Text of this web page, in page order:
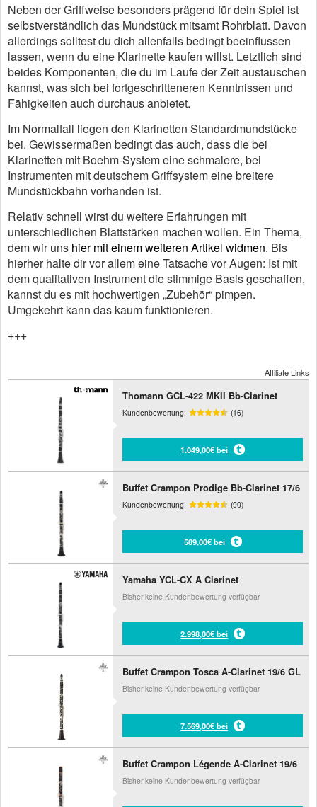
Neben der Griffweise besonders prägend für dein Spiel ist
selbstverständlich das Mundstück mitsamt Rohrblatt. Davon
allerdings solltest du dich allenfalls bedingt beeinflussen
lassen, wenn du eine Klarinette kaufen willst. Letztlich sind
beides Komponenten, die du im Laufe der Zeit austauschen
kannst, was sich bei fortgeschritteneren Kenntnissen und
Fähigkeiten auch durchaus anbietet.
Im Normalfall liegen den Klarinetten Standardmundstücke
bei. Gewissermaßen bedingt das auch, dass die bei
Klarinetten mit Boehm-System eine schmalere, bei
Instrumenten mit deutschem Griffsystem eine breitere
Mundstückbahn vorhanden ist.
Relativ schnell wirst du weitere Erfahrungen mit
unterschiedlichen Blattstärken machen wollen. Ein Thema,
dem wir uns hier mit einem weiteren Artikel widmen. Bis
hierher halte dir vor allem eine Tatsache vor Augen: Ist mit
dem qualitativen Instrument die stimmige Basis geschaffen,
kannst du es mit hochwertigen „Zubehör“ pimpen.
Umgekehrt kann das kaum funktionieren.
+++
Affiliate Links
Thomann GCL-422 MKII Bb-Clarinet
Kundenbewertung: (16)
1.049,00€ bei
Buffet Crampon Prodige Bb-Clarinet 17/6
Kundenbewertung: (90)
589,00€ bei
Yamaha YCL-CX A Clarinet
Bisher keine Kundenbewertung verfügbar
2.998,00€ bei
Buffet Crampon Tosca A-Clarinet 19/6 GL
Bisher keine Kundenbewertung verfügbar
7.569,00€ bei
Buffet Crampon Légende A-Clarinet 19/6
Bisher keine Kundenbewertung verfügbar